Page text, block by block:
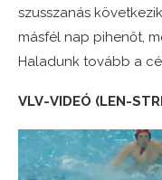
szusszanás
másfél nap pihenőt,
Haladunk tovább a
VLV-VIDEÓ (LEN-